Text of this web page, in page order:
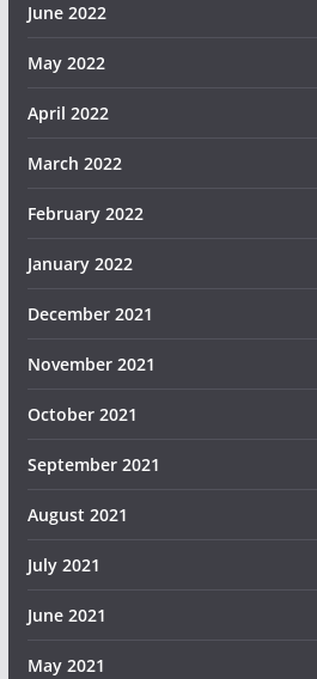
June 2022
May 2022
April 2022
March 2022
February 2022
January 2022
December 2021
November 2021
October 2021
September 2021
August 2021
July 2021
June 2021
May 2021